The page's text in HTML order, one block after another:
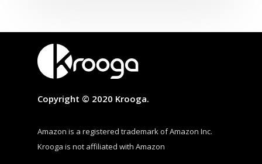
Copyright © 2020 Krooga.
Amazon is a registered trademark of Amazon Inc.
Krooga is not affiliated with Amazon